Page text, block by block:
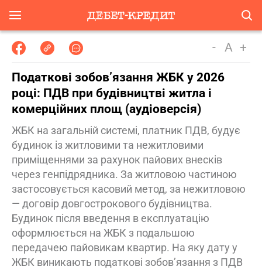
- A +
Податкові зобов’язання ЖБК у 2026
році: ПДВ при будівництві житла і
комерційних площ (аудіоверсія)
ЖБК на загальній системі, платник ПДВ, будує
будинок із житловими та нежитловими
приміщеннями за рахунок пайових внесків
через генпідрядника. За житловою частиною
застосовується касовий метод, за нежитловою
— договір довгострокового будівництва.
Будинок після введення в експлуатацію
оформлюється на ЖБК з подальшою
передачею пайовикам квартир. На яку дату у
ЖБК виникають податкові зобов’язання з ПДВ